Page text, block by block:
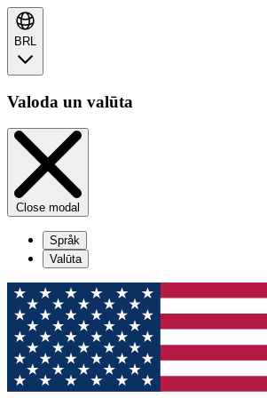
BRL
Valoda un valūta
Close modal
Språk
Valūta